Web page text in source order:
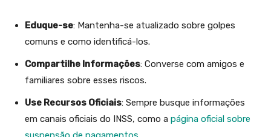
Eduque-se: Mantenha-se atualizado sobre golpes
comuns e como identificá-los.
Compartilhe Informações: Converse com amigos e
familiares sobre esses riscos.
Use Recursos Oficiais: Sempre busque informações
em canais oficiais do INSS, como a página oficial sobre